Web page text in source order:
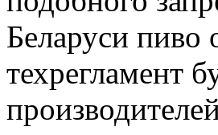
Беларуси пиво
техрегламент